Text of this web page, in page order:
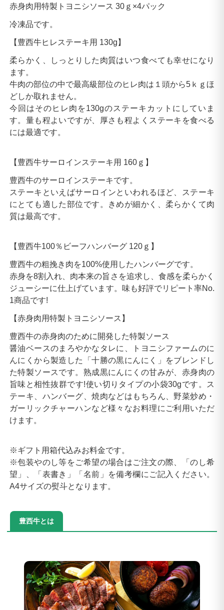
赤身肉用特製トヨニシソース 30ｇ×4パック
冷凍品です。
【豊西牛ヒレステーキ用 130g】
柔らかく、しっとりした肉質はいつ食べても幸せになり
ます。
牛肉の部位の中で最高級部位のヒレ肉は１頭から5ｋｇほ
どしか取れません。
今回はそのヒレ肉を130gのステーキカットにしていま
す。量も程よいですが、厚さも程よくステーキを食べる
には最適です。
【豊西牛サーロインステーキ用 160ｇ】
豊西牛のサーロインステーキです。
ステーキといえばサーロインといわれるほど、ステーキ
にとても適した部位です。きめが細かく、柔らかくて肉
質は最高です。
【豊西牛100％ビーフハンバーグ 120ｇ】
豊西牛の粗挽き肉を100%使用したハンバーグです。
赤身を8割入れ、肉本来の旨さを追求し、食感を柔らかく
ジューシーに仕上げています。味も好評でリピート率No.
1商品です!
【赤身肉用特製トヨニシソース】
豊西牛の赤身肉のために開発した特製ソース
醤油ベースのまろやかなタレに、トヨニシファームのに
んにくから製造した「十勝の黒にんにく」をブレンドし
た特製ソースです。熟成黒にんにくの甘みが、赤身肉の
旨味と相性抜群です!使い切りタイプの小袋30gです。ス
テーキ、ハンバーグ、焼肉などはもちろん、野菜炒め・
ガーリックチャーハンなど様々なお料理にご利用いただ
けます。
※ギフト用箱代込みお料金です。
※包装やのし等をご希望の場合はご注文の際、「のし希
望」、「表書き」「名前」を備考欄にご記入ください。
A4サイズの熨斗となります。
豊西牛とは